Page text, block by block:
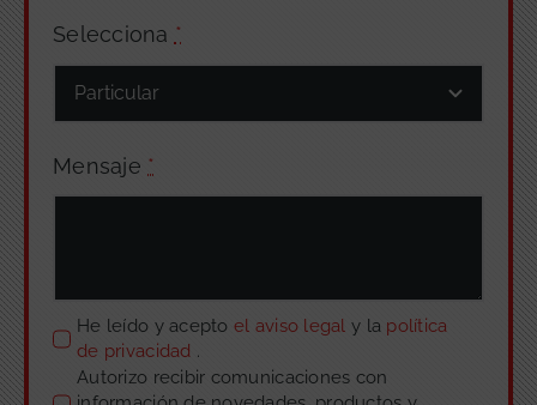
Selecciona *
Mensaje *
He leído y acepto el aviso legaly la política
de privacidad .
Autorizo recibir comunicaciones con